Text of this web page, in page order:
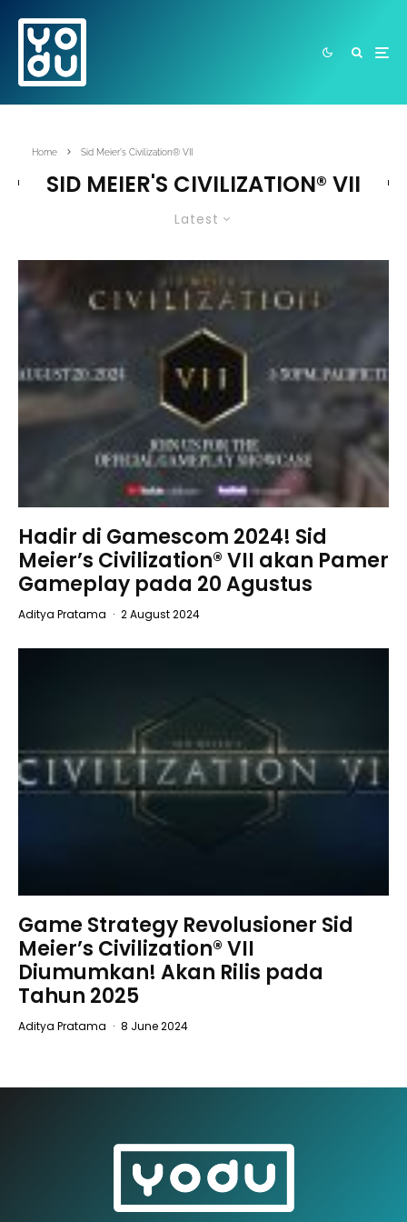
Home Sid Meier's Civilization® VII
SID MEIER'S CIVILIZATION® VII
Latest
Hadir di Gamescom 2024! Sid
Meier’s Civilization® VII akan Pamer
Gameplay pada 20 Agustus
Aditya Pratama · 2 August 2024
Game Strategy Revolusioner Sid
Meier’s Civilization® VII
Diumumkan! Akan Rilis pada
Tahun 2025
Aditya Pratama · 8 June 2024